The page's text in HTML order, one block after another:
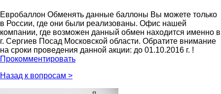
Евробаллон Обменять данные баллоны Вы можете только
в России, где они были реализованы. Офис нашей
компании, где возможен данный обмен находится именно в
г. Сергиев Посад Московской области. Обратите внимание
на сроки проведения данной акции: до 01.10.2016 г. !
Прокомментировать
Назад к вопросам >